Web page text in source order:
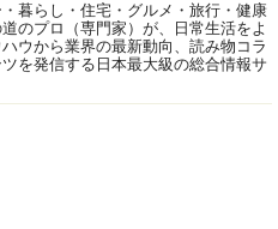
・暮らし・住宅・グルメ・旅行・健康
のプロ（専門家）が、日常生活をよ
ウから業界の最新動向、読み物コラ
を発信する日本最大級の総合情報サ